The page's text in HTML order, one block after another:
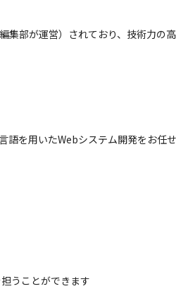
部が運営）されており、技術力の
を用いたWebシステム開発をお任
うことができます